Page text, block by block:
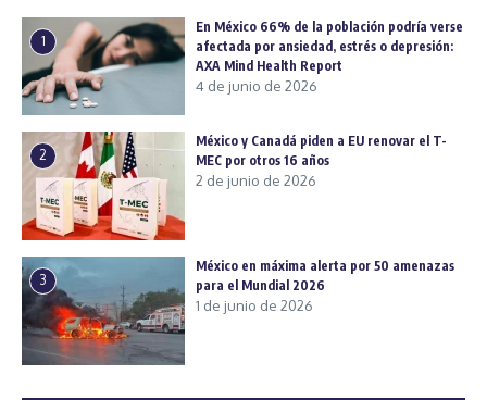
1
En México 66% de la población podría verse
afectada por ansiedad, estrés o depresión:
AXA Mind Health Report
4 de junio de 2026
2
México y Canadá piden a EU renovar el T-
MEC por otros 16 años
2 de junio de 2026
3
México en máxima alerta por 50 amenazas
para el Mundial 2026
1 de junio de 2026